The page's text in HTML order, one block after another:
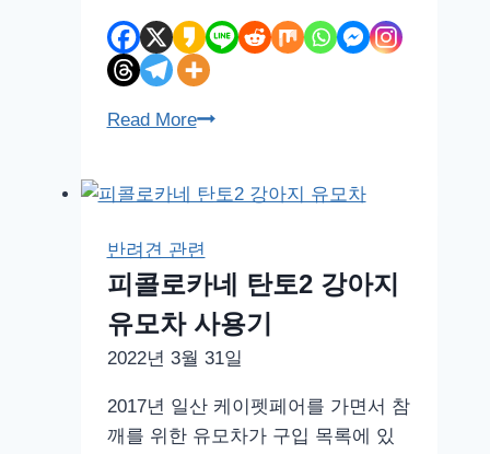
식
Read More파
견
운
장
아
임
디
반려견 관련
피콜로카네 탄토2 강아지
유모차 사용기
2022년 3월 31일
2017년 일산 케이펫페어를 가면서 참
깨를 위한 유모차가 구입 목록에 있